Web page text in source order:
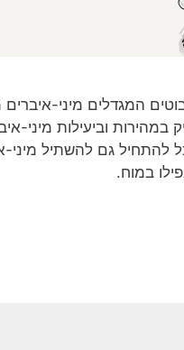
המגדלים מיני-
וביעילות מיני-
להתחיל גם להשתיל מיני-
במוח.